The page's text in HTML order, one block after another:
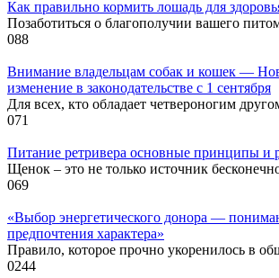
Как правильно кормить лошадь для
Позаботиться о благополучии вашего
088
Внимание владельцам собак и кошек —
изменение в законодательстве с 1 сентября
Для всех, кто обладает четвероногим
071
Питание ретривера основные принципы и
Щенок – это не только источник
069
«Выбор энергетического донора —
предпочтения характера»
Правило, которое прочно укоренилось в
0244